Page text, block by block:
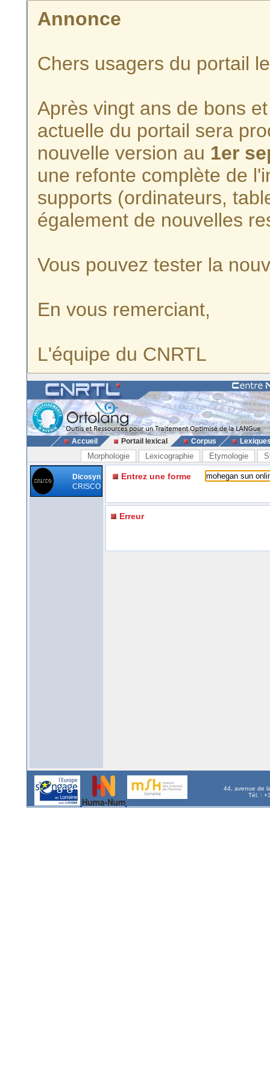
Annonce
Chers usagers du portail
Après vingt ans de bons
actuelle du portail sera
nouvelle version au 1er
une refonte complète de
supports (ordinateurs,
également de nouvelles
Vous pouvez tester la
En vous remerciant,
L'équipe du CNRTL
Accueil Portail lexical Corpus
Morphologie Lexicographie Etymologie
Dicosyn
CRISCO
Entrez une forme
Erreur
44, avenue de
Tél. :